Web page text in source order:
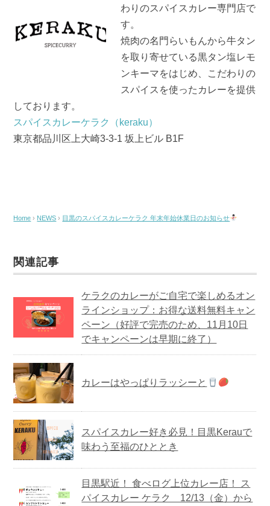
k
わりのスパイスカレー専門店で
す。
焼肉の名門らいもんから牛タン
を取り寄せている黒タン塩レモ
ンキーマをはじめ、こだわりの
スパイスを使ったカレーを提供
しております。
スパイスカレーケラク（keraku）
東京都品川区上大崎3-3-1 坂上ビル B1F
Home › NEWS › 目黒のスパイスカレーケラク 年末年始休業日のお知らせ
関連記事
ケラクのカレーがご自宅で楽しめるオン
ラインショップ：お得な送料無料キャン
ペーン（好評で完売のため、11月10日
でキャンペーンは早期に終了）
カレーはやっぱりラッシーと
スパイスカレー好き必見！目黒Kerauで
味わう至福のひととき
目黒駅近！ 食べログ上位カレー店！ ス
パイスカレー ケラク 12/13（金）から